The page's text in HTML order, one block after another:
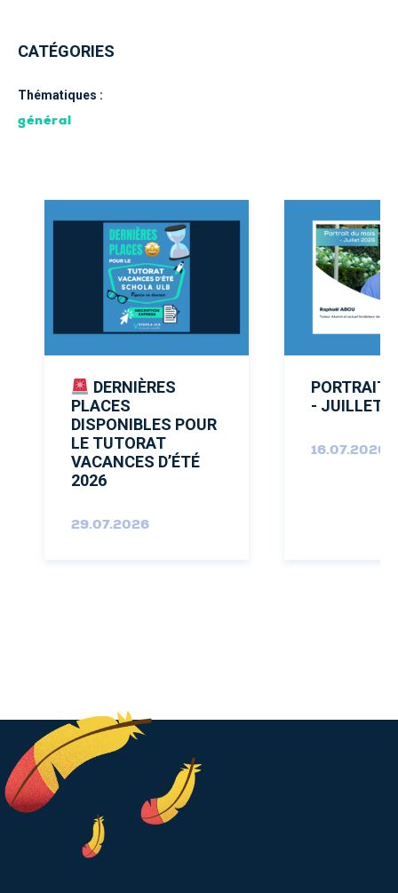
CATÉGORIES
Thématiques :
général
DERNIÈRES
PLACES
DISPONIBLES POUR
LE TUTORAT
VACANCES D’ÉTÉ
2026
29.07.2026
PORTRAIT
- JUILLET
16.07.2026